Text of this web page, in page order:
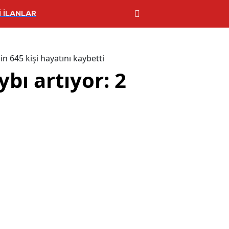
İLANLAR
645 kişi hayatını kaybetti
artıyor: 2